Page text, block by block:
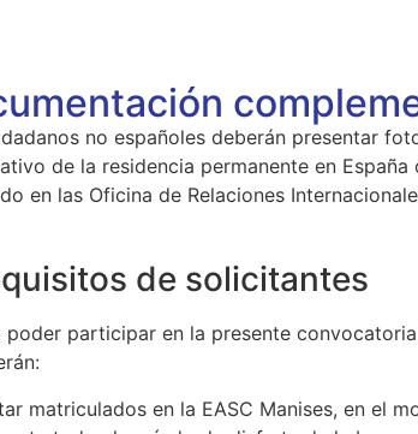
no españoles deberán presentar
de la residencia permanente en
en las Oficina de Relaciones
de solicitantes
poder participar en la presente
matriculados en la EASC Manises, en el